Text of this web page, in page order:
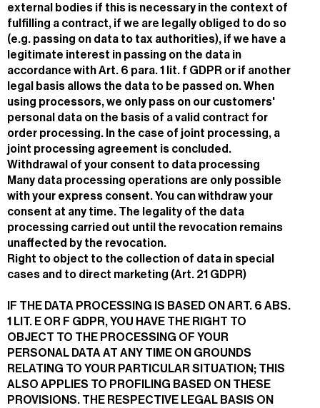
external bodies if this is necessary in the context of
fulfilling a contract, if we are legally obliged to do so
(e.g. passing on data to tax authorities), if we have a
legitimate interest in passing on the data in
accordance with Art. 6 para. 1 lit. f GDPR or if another
legal basis allows the data to be passed on. When
using processors, we only pass on our customers'
personal data on the basis of a valid contract for
order processing. In the case of joint processing, a
joint processing agreement is concluded.
Withdrawal of your consent to data processing
Many data processing operations are only possible
with your express consent. You can withdraw your
consent at any time. The legality of the data
processing carried out until the revocation remains
unaffected by the revocation.
Right to object to the collection of data in special
cases and to direct marketing (Art. 21 GDPR)
IF THE DATA PROCESSING IS BASED ON ART. 6 ABS.
1 LIT. E OR F GDPR, YOU HAVE THE RIGHT TO
OBJECT TO THE PROCESSING OF YOUR
PERSONAL DATA AT ANY TIME ON GROUNDS
RELATING TO YOUR PARTICULAR SITUATION; THIS
ALSO APPLIES TO PROFILING BASED ON THESE
PROVISIONS. THE RESPECTIVE LEGAL BASIS ON